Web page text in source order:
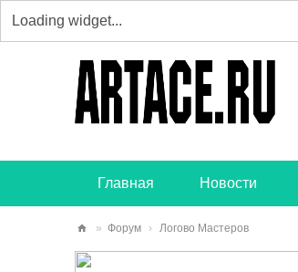
Главная Новости
art
» Форум › Логово Мастеров